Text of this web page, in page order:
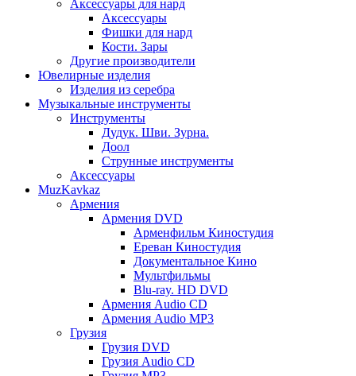
Аксессуары для нард
Аксессуары
Фишки для нард
Кости. Зары
Другие производители
Ювелирные изделия
Изделия из серебра
Музыкальные инструменты
Инструменты
Дудук. Шви. Зурна.
Доол
Струнные инструменты
Аксессуары
MuzKavkaz
Армения
Армения DVD
Арменфильм Киностудия
Ереван Киностудия
Документальное Кино
Мультфильмы
Blu-ray. HD DVD
Армения Audio CD
Армения Audio MP3
Грузия
Грузия DVD
Грузия Audio CD